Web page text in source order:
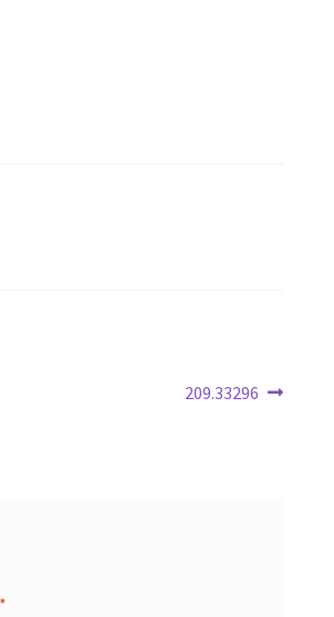
Nästa
209.33296
*